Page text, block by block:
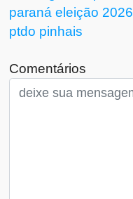
paraná eleição 2026
ptdo pinhais
Comentários